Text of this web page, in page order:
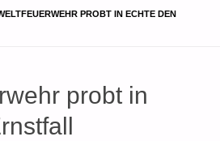
PROBT IN ECHTE DEN
probt in